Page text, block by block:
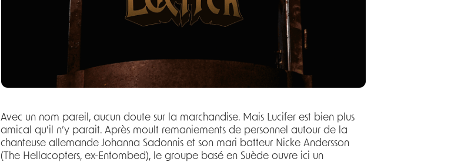
Avec un nom pareil, aucun doute sur la marchandise. Mais Lucifer est bien plus
amical qu’il n’y parait. Après moult remaniements de personnel autour de la
chanteuse allemande Johanna Sadonnis et son mari batteur Nicke Andersson
(The Hellacopters, ex-Entombed), le groupe basé en Suède ouvre ici un